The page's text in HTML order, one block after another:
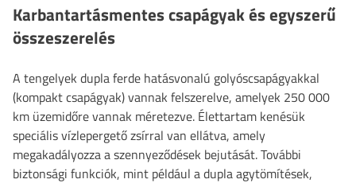
Karbantartásmentes csapágyak és egyszerű
összeszerelés
A tengelyek dupla ferde hatásvonalú golyóscsapágyakkal
(kompakt csapágyak) vannak felszerelve, amelyek 250 000
km üzemidőre vannak méretezve. Élettartam kenésük
speciális vízlepergető zsírral van ellátva, amely
megakadályozza a szennyeződések bejutását. További
biztonsági funkciók, mint például a dupla agytömítések,